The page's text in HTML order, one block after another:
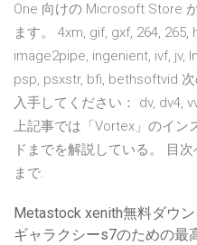
One 向けの Microsoft Store
ます。 4xm, gif, gxf, 264, 265,
image2pipe, ingenient, ivf, jv,
psp, psxstr, bfi, bethsoftvid
入手してください： dv, dv4,
上記事では「Vortex」のイン
ドまでを解説している。 目
まで.
Metastock xenith無料ダウ
ギャラクシーs7のための最